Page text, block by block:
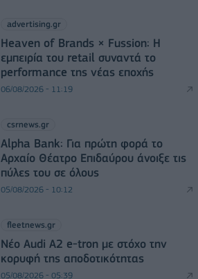
advertising.gr
Heaven of Brands × Fussion: Η
εμπειρία του retail συναντά το
performance της νέας εποχής
06/08/2026 - 11:19
csrnews.gr
Alpha Bank: Για πρώτη φορά το
Αρχαίο Θέατρο Επιδαύρου άνοιξε τις
πύλες του σε όλους
05/08/2026 - 10:12
fleetnews.gr
Νέο Audi A2 e-tron με στόχο την
κορυφή της αποδοτικότητας
05/08/2026 - 05:39